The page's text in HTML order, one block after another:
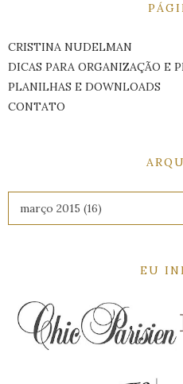
CRISTINA NUDELMAN
DICAS PARA ORGANIZAÇÃO E
PLANILHAS E DOWNLOADS
CONTATO
EU